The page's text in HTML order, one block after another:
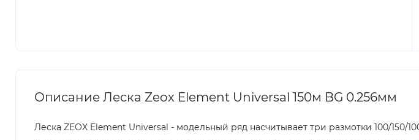
Описание Леска Zeox Element Universal 150м BG 0.256мм
Леска ZEOX Element Universal - модельный ряд насчитывает три размотки 100/150/